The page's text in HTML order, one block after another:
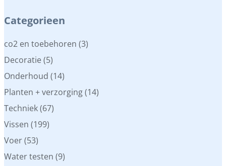
Categorieen
Categorieen
co2 en toebehoren (3)
Decoratie (5)
Onderhoud (14)
Planten + verzorging(14)
Techniek(67)
Vissen (199)
Voer(53)
Water testen (9)